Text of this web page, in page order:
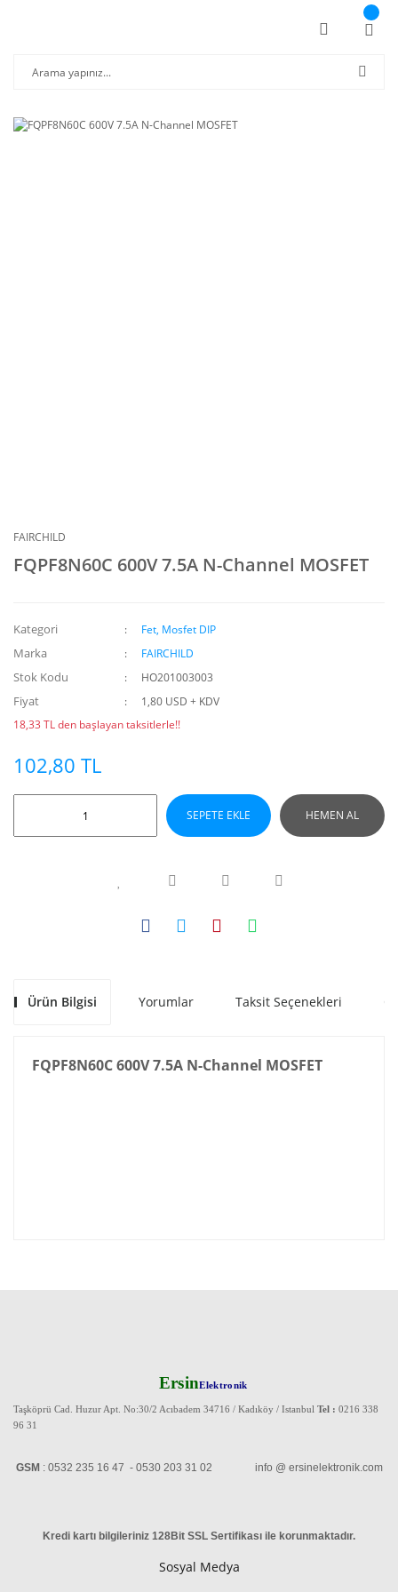
FAIRCHILD
FQPF8N60C 600V 7.5A N-Channel MOSFET
Kategori Fet, Mosfet DIP
Marka FAIRCHILD
Stok Kodu HO201003003
Fiyat
1,80 USD + KDV
18,33 TL den başlayan taksitlerle!!
102,80 TL
SEPETE EKLE HEMEN AL
Ürün Bilgisi Yorumlar Taksit Seçenekleri
FQPF8N60C 600V 7.5A N-Channel MOSFET
ErsinElektronik
Taşköprü Cad. Huzur Apt. No:30/2 Acıbadem 34716 / Kadıköy / Istanbul Tel : 0216 338
96 31
GSM : 0532 235 16 47 - 0530 203 31 02 info @ ersinelektronik.com
Kredi kartı bilgileriniz 128Bit SSL Sertifikası ile korunmaktadır.
Sosyal Medya